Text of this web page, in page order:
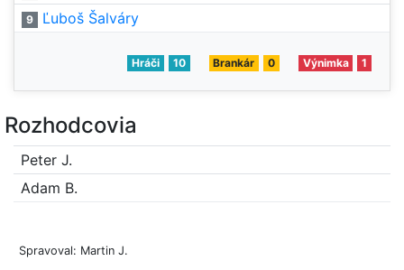
9 Ľuboš Šalváry
Hráči 10 Brankár 0 Výnimka 1
Rozhodcovia
Peter J.
Adam B.
Spravoval: Martin J.